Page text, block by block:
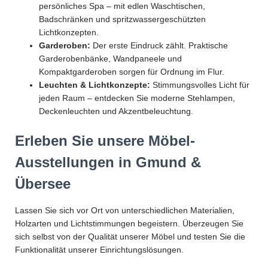
persönliches Spa – mit edlen Waschtischen,
Badschränken und spritzwassergeschützten
Lichtkonzepten.
Garderoben: Der erste Eindruck zählt. Praktische
Garderobenbänke, Wandpaneele und
Kompaktgarderoben sorgen für Ordnung im Flur.
Leuchten & Lichtkonzepte: Stimmungsvolles Licht für
jeden Raum – entdecken Sie moderne Stehlampen,
Deckenleuchten und Akzentbeleuchtung.
Erleben Sie unsere Möbel-
Ausstellungen in Gmund &
Übersee
Lassen Sie sich vor Ort von unterschiedlichen Materialien,
Holzarten und Lichtstimmungen begeistern. Überzeugen Sie
sich selbst von der Qualität unserer Möbel und testen Sie die
Funktionalität unserer Einrichtungslösungen.